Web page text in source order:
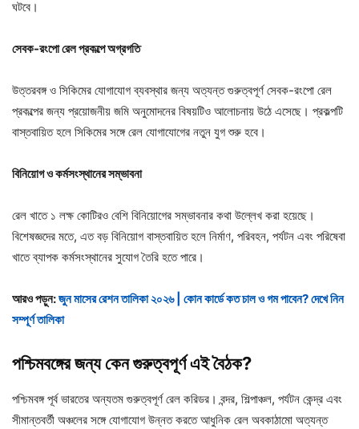
ঘটবে।
সেবক-রংপোরেলপ্রকল্পেঅগ্রগতি
উত্তরবঙ্গ ও সিকিমের যোগাযোগ ব্যবস্থার জন্য অত্যন্ত গুরুত্বপূর্ণ সেবক-রংপো রেল
প্রকল্পের জন্য প্রয়োজনীয় জমি অনুমোদনের বিষয়টিও আলোচনায় উঠে এসেছে। প্রকল্পটি
বাস্তবায়িত হলে সিকিমের সঙ্গে রেল যোগাযোগের নতুন যুগ শুরু হবে।
বিনিয়োগওকর্মসংস্থানেরসম্ভাবনা
রেল খাতে ১ লক্ষ কোটিরও বেশি বিনিয়োগের সম্ভাবনার কথা উল্লেখ করা হয়েছে।
বিশেষজ্ঞদের মতে, এত বড় বিনিয়োগ বাস্তবায়িত হলে নির্মাণ, পরিবহন, পর্যটন এবং পরিষেবা
খাতে ব্যাপক কর্মসংস্থানের সুযোগ তৈরি হতে পারে।
আরও পড়ুন:জুন মাসের রেশন তালিকা ২০২৬ | কোন কার্ডে কত চাল ও গম পাবেন? দেখে নিন
সম্পূর্ণ তালিকা
পশ্চিমবঙ্গেরজন্যকেনগুরুত্বপূর্ণএইবৈঠক?
পশ্চিমবঙ্গ পূর্ব ভারতের অন্যতম গুরুত্বপূর্ণ রেল করিডর। বন্দর, শিল্পাঞ্চল, পর্যটন কেন্দ্র এবং
সীমান্তবর্তী অঞ্চলের সঙ্গে যোগাযোগ উন্নত করতে আধুনিক রেল অবকাঠামো অত্যন্ত